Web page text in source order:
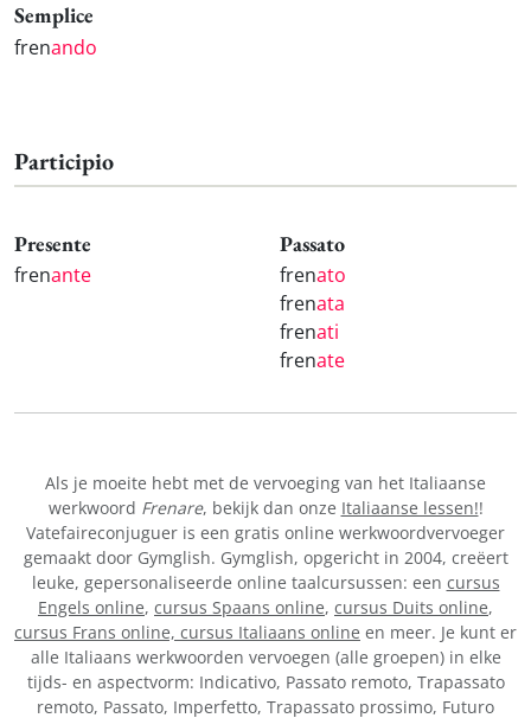
Semplice
frenando
Participio
Presente
frenante
Passato
frenato
frenata
frenati
frenate
Als je moeite hebt met de vervoeging van het Italiaanse
werkwoord Frenare, bekijk dan onze Italiaanse lessen!!
Vatefaireconjuguer is een gratis online werkwoordvervoeger
gemaakt door Gymglish. Gymglish, opgericht in 2004, creëert
leuke, gepersonaliseerde online taalcursussen: een cursus
Engels online, cursus Spaans online, cursus Duits online,
cursus Frans online, cursus Italiaans online en meer. Je kunt er
alle Italiaans werkwoorden vervoegen (alle groepen) in elke
tijds- en aspectvorm: Indicativo, Passato remoto, Trapassato
remoto, Passato, Imperfetto, Trapassato prossimo, Futuro